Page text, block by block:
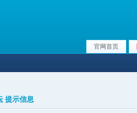
官网首页
提示信息